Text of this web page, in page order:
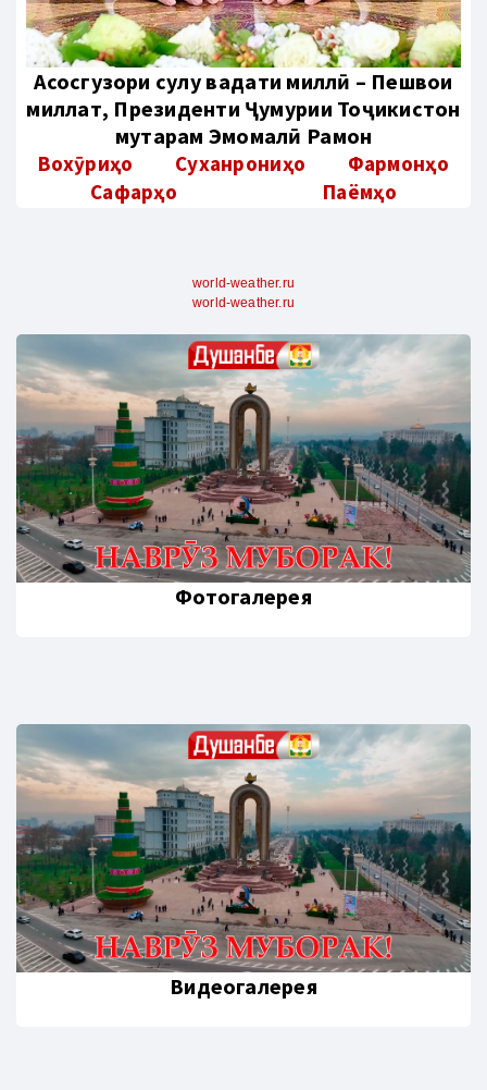
Aсосгузори сулҳу ваҳдати миллӣ – Пешвои
миллат, Президенти Ҷумҳурии Тоҷикистон
муҳтарам Эмомалӣ Раҳмон
Вохӯриҳо Суханрониҳо
Фармонҳо
Сафарҳо
Паёмҳо
world-weather.ru
world-weather.ru
Фотогалерея
Видеогалерея